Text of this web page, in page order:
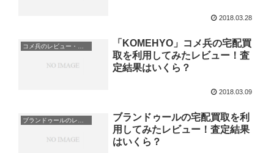
2018.03.28
「KOMEHYO」コメ兵の宅配買
取を利用してみたレビュー！査
定結果はいくら？
2018.03.09
ブランドゥールの宅配買取を利
用してみたレビュー！査定結果
はいくら？